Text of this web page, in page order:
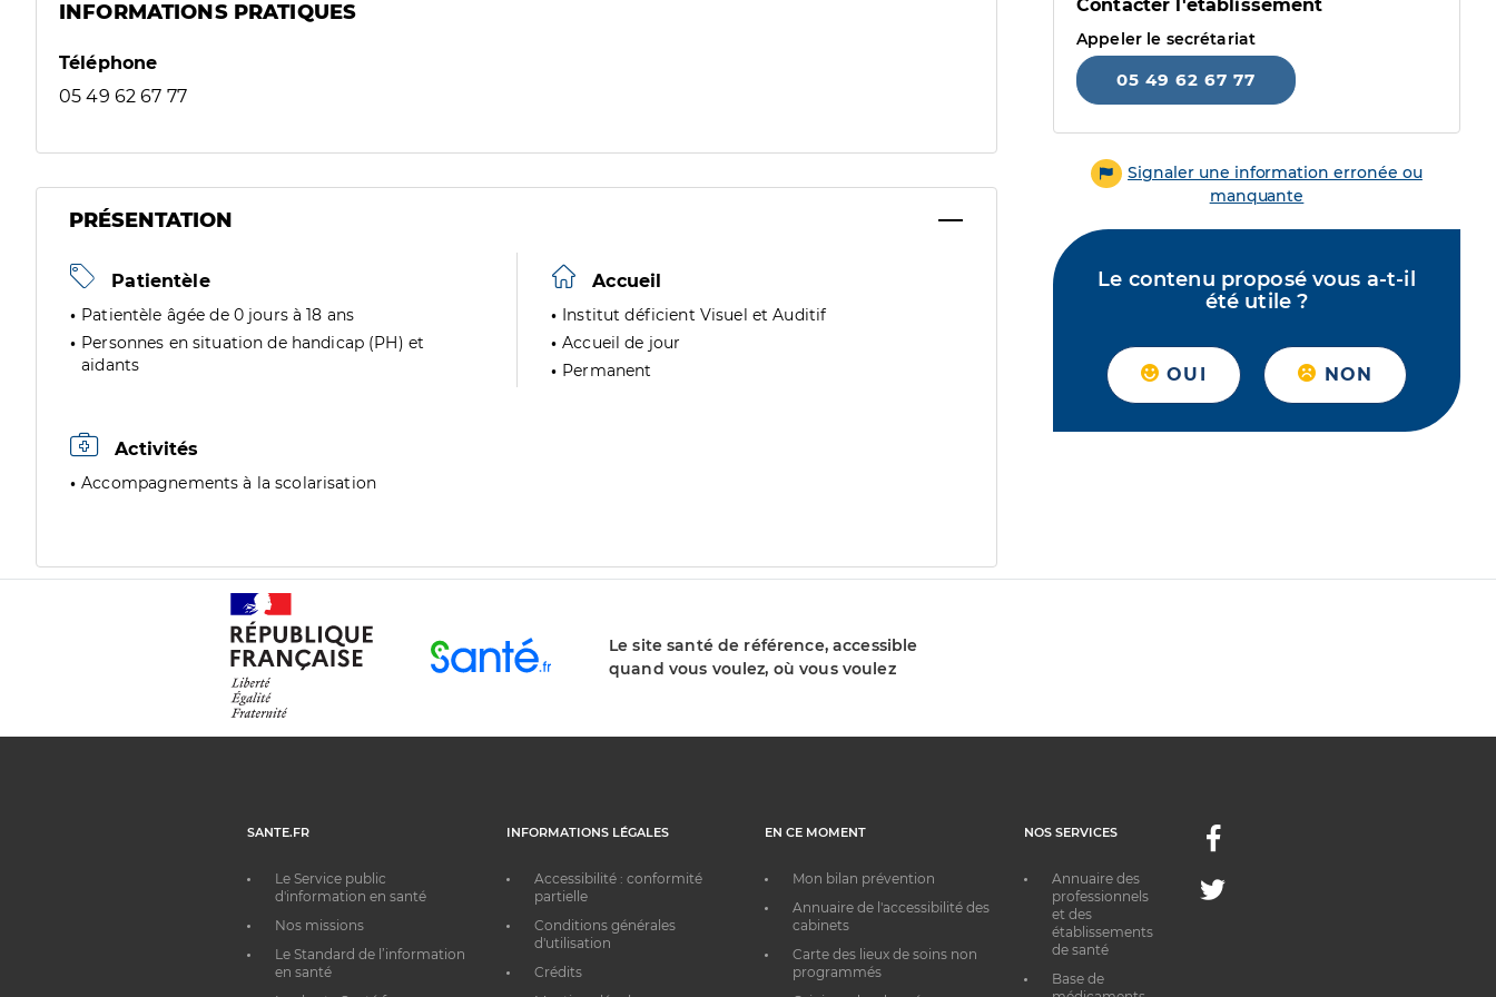
INFORMATIONS PRATIQUES
Téléphone
05 49 62 67 77
PRÉSENTATION
Patientèle
Patientèle âgée de 0 jours à 18 ans
Personnes en situation de handicap (PH) et
aidants
Accueil
Institut déficient Visuel et Auditif
Accueil de jour
Permanent
Activités
Accompagnements à la scolarisation
Contacter l'établissement
Appeler le secrétariat
05 49 62 67 77
Signaler une information erronée ou
manquante
Le contenu proposé vous a-t-il
été utile ?
OUI NON
Le site santé de référence, accessible
quand vous voulez, où vous voulez
SANTE.FR
Le Service public
d'information en santé
Nos missions
Le Standard de l’information
en santé
INFORMATIONS LÉGALES
Accessibilité : conformité
partielle
Conditions générales
d'utilisation
Crédits
EN CE MOMENT
Mon bilan prévention
Annuaire de l'accessibilité des
cabinets
Carte des lieux de soins non
programmés
NOS SERVICES
Annuaire des
professionnels
et des
établissements
de santé
Base de
Facebook
Twitter